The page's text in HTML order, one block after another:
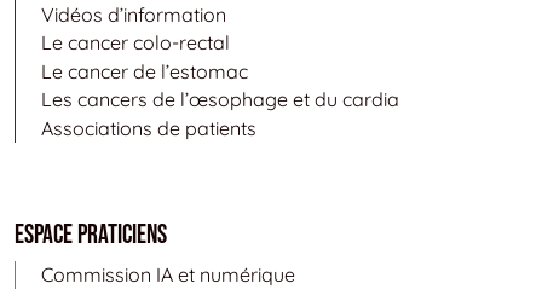
Vidéos d’information
Le cancer colo-rectal
Le cancer de l’estomac
Les cancers de l’œsophage et du cardia
Associations de patients
Espace Praticiens
Commission IA et numérique